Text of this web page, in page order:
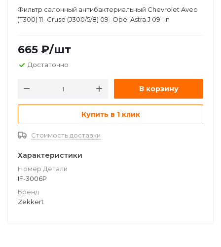
Фильтр салонный антибактериальный Chevrolet Aveo
(T300) 11- Cruse (J300/5/8) 09- Opel Astra J 09- In
665 ₽/шт
Достаточно
В корзину
Купить в 1 клик
Стоимость доставки
Характеристики
Номер Детали
IF-3006P
Бренд
Zekkert